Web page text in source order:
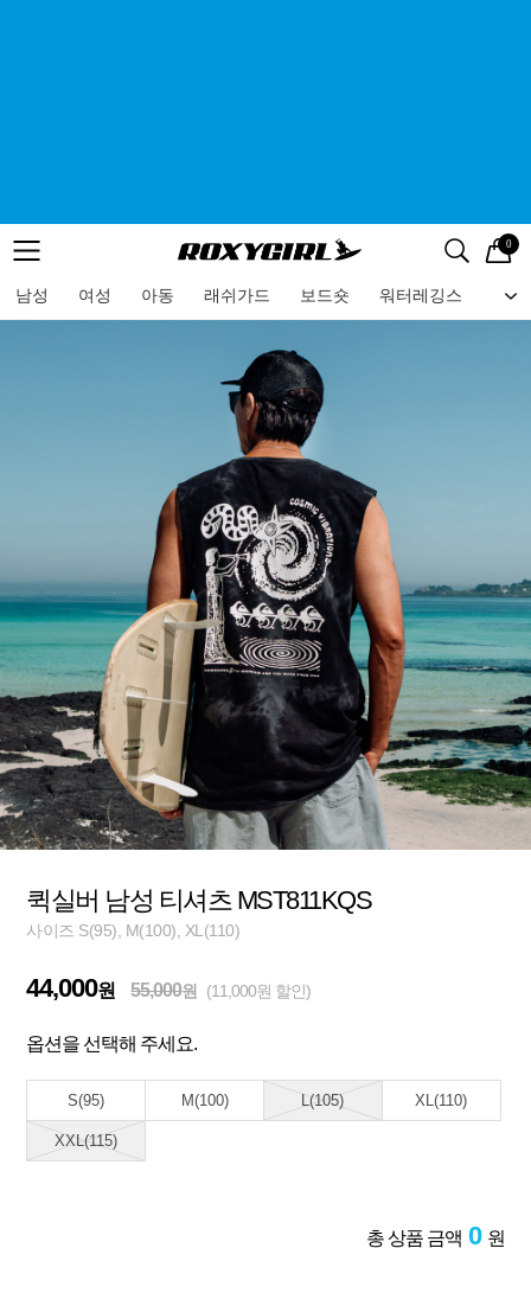
메뉴 검색
로고 0
남성 여성 아동 래쉬가드 보드숏 워터레깅스 비
메뉴
퀵실버 남성 티셔츠 MST811KQS
사이즈 S(95), M(100), XL(110)
44,000원 55,000원 (11,000원 할인)
옵션을 선택해 주세요.
S(95) M(100) L(105) XL(110)
XXL(115)
총 상품 금액 0 원